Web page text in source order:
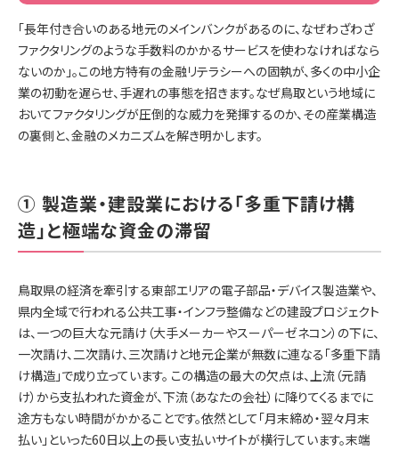
「長年付き合いのある地元のメインバンクがあるのに、なぜわざわざ
ファクタリングのような手数料のかかるサービスを使わなければなら
ないのか」。この地方特有の金融リテラシーへの固執が、多くの中小企
業の初動を遅らせ、手遅れの事態を招きます。なぜ鳥取という地域に
おいてファクタリングが圧倒的な威力を発揮するのか、その産業構造
の裏側と、金融のメカニズムを解き明かします。
① 製造業・建設業における「多重下請け構
造」と極端な資金の滞留
鳥取県の経済を牽引する東部エリアの電子部品・デバイス製造業や、
県内全域で行われる公共工事・インフラ整備などの建設プロジェクト
は、一つの巨大な元請け（大手メーカーやスーパーゼネコン）の下に、
一次請け、二次請け、三次請けと地元企業が無数に連なる「多重下請
け構造」で成り立っています。 この構造の最大の欠点は、上流（元請
け）から支払われた資金が、下流（あなたの会社）に降りてくるまでに
途方もない時間がかかることです。依然として「月末締め・翌々月末
払い」といった60日以上の長い支払いサイトが横行しています。末端